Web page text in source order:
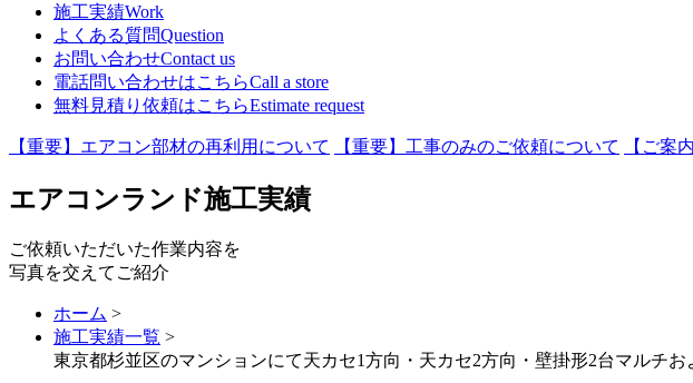
施工実績Work
よくある質問Question
お問い合わせContact us
電話問い合わせはこちらCall a store
無料見積り依頼はこちらEstimate request
【重要】エアコン部材の再利用について 【重要】工事のみのご依頼について 【ご案
エアコンランド施工実績
ご依頼いただいた作業内容を
写真を交えてご紹介
ホーム >
施工実績一覧 >
東京都杉並区のマンションにて天カセ1方向・天カセ2方向・壁掛形2台マルチ